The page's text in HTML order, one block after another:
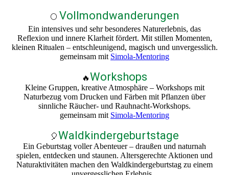
🌕 Vollmondwanderungen
Ein intensives und sehr besonderes Naturerlebnis, das
Reflexion und innere Klarheit fördert. Mit stillen Momenten,
kleinen Ritualen – entschleunigend, magisch und unvergesslich.
gemeinsam mit Simola-Mentoring
🔥Workshops
Kleine Gruppen, kreative Atmosphäre – Workshops mit
Naturbezug vom Drucken und Färben mit Pflanzen über
sinnliche Räucher- und Rauhnacht-Workshops.
gemeinsam mit Simola-Mentoring
🎈Waldkindergeburtstage
Ein Geburtstag voller Abenteuer – draußen und naturnah
spielen, entdecken und staunen. Altersgerechte Aktionen und
Naturaktivitäten machen den Waldkindergeburtstag zu einem